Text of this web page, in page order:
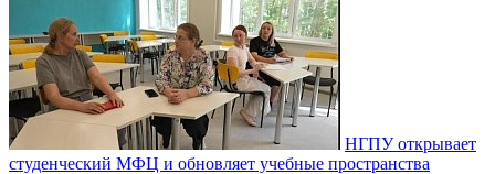
НГПУ открывает
студенческий МФЦ и обновляет учебные пространства